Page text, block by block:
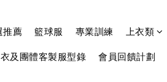
推薦 籃球服 專業訓練 上衣類
及團體客製服型錄 會員回饋計劃